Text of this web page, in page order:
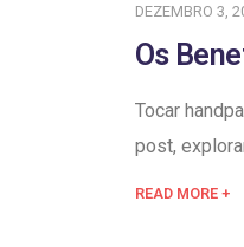
DEZEMBRO 3,
Os
Tocar
post,
READ MORE +